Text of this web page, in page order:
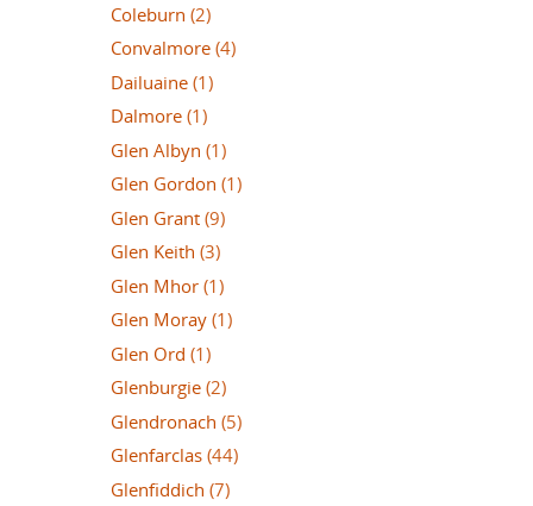
Coleburn (2)
Convalmore (4)
Dailuaine (1)
Dalmore (1)
Glen Albyn (1)
Glen Gordon (1)
Glen Grant (9)
Glen Keith (3)
Glen Mhor (1)
Glen Moray (1)
Glen Ord (1)
Glenburgie (2)
Glendronach (5)
Glenfarclas (44)
Glenfiddich (7)